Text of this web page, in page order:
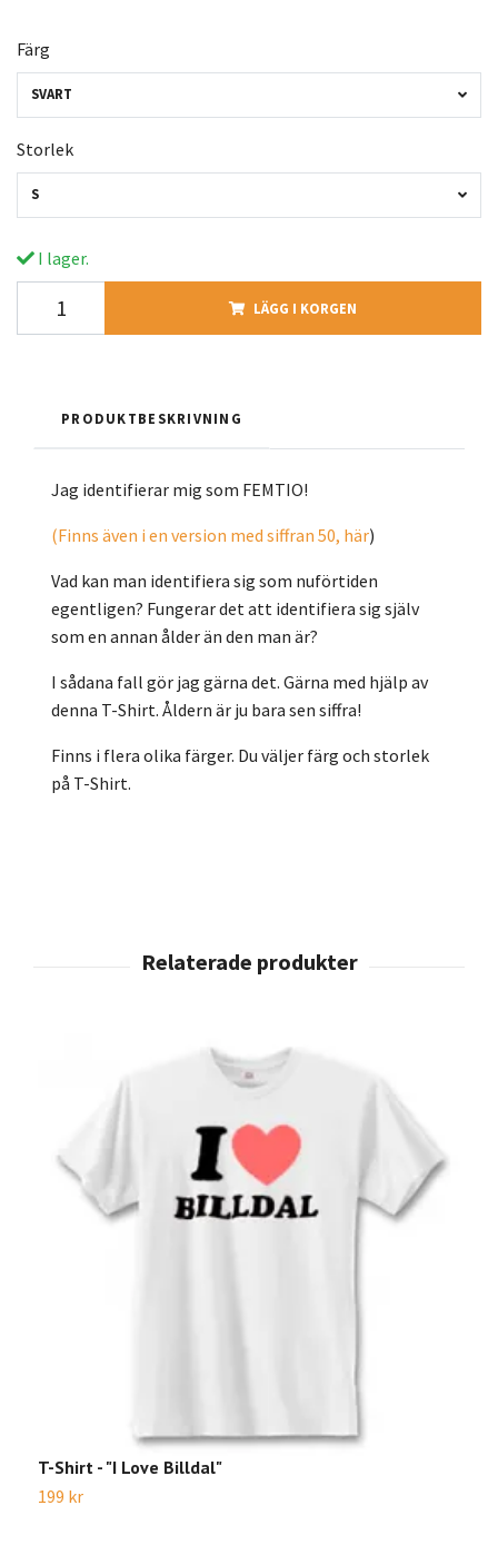
Färg
SVART
Storlek
S
I lager.
LÄGG I KORGEN
PRODUKTBESKRIVNING
Jag identifierar mig som FEMTIO!
(Finns även i en version med siffran 50, här)
Vad kan man identifiera sig som nuförtiden
egentligen? Fungerar det att identifiera sig själv
som en annan ålder än den man är?
I sådana fall gör jag gärna det. Gärna med hjälp av
denna T-Shirt. Åldern är ju bara sen siffra!
Finns i flera olika färger. Du väljer färg och storlek
på T-Shirt.
T-Shirt - "I Love Billdal"
199 kr